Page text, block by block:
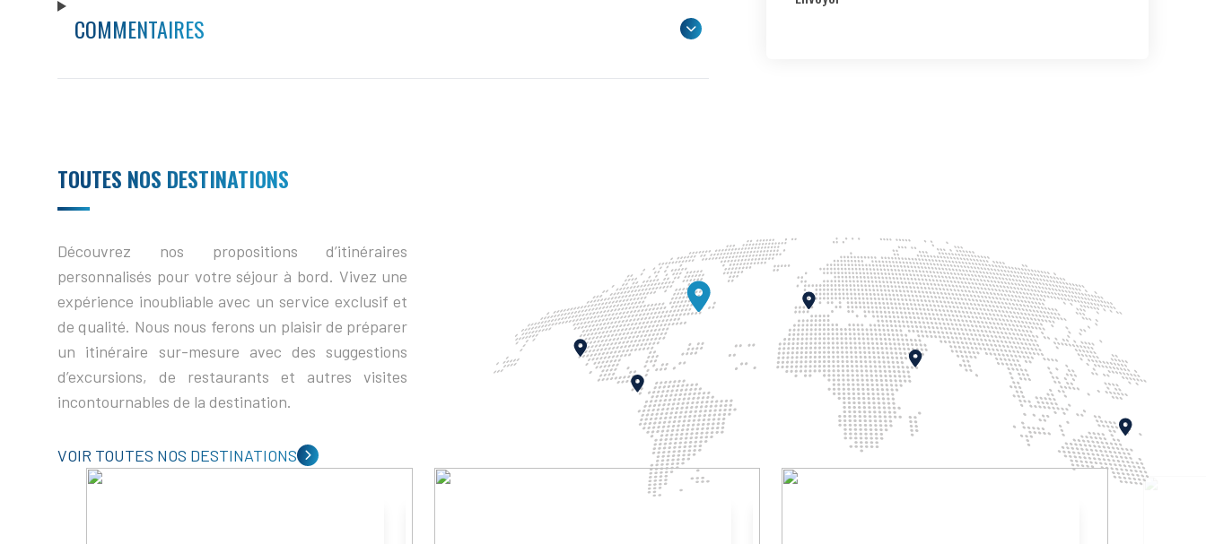
COMMENTAIRES
TOUTES NOS DESTINATIONS
Découvrez nos propositions d’itinéraires
personnalisés pour votre séjour à bord. Vivez une
expérience inoubliable avec un service exclusif et
de qualité. Nous nous ferons un plaisir de préparer
un itinéraire sur-mesure avec des suggestions
d’excursions, de restaurants et autres visites
incontournables de la destination.
VOIR TOUTES NOS DESTINATIONS